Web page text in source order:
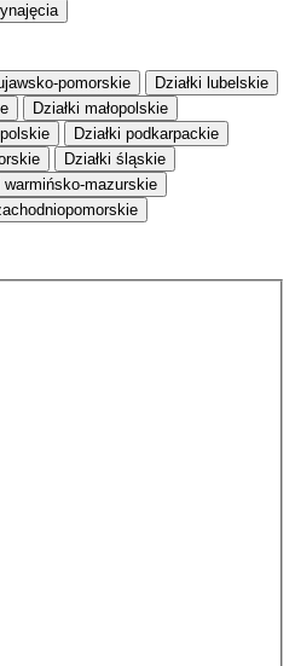
pomorskie
Działki lubelskie
Działki małopolskie
Działki podkarpackie
Działki śląskie
warmińsko-mazurskie